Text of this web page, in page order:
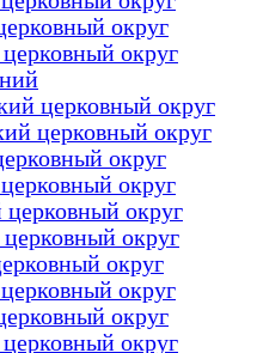
округ
округ
церковный округ
церковный округ
округ
округ
округ
округ
округ
округ
округ
округ